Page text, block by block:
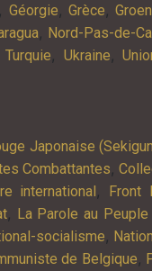
, Géorgie, Grèce,
, Nord-Pas-de-
Turquie, Ukraine,
Japonaise
Combattantes,
international , Front
, La Parole au Peuple
socialisme,
de Belgique,